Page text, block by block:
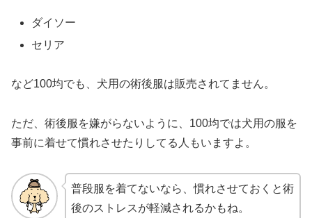
ダイソー
セリア
など100均でも、犬用の術後服は販売されてません。
ただ、術後服を嫌がらないように、100均では犬用の服を
事前に着せて慣れさせたりしてる人もいますよ。
普段服を着てないなら、慣れさせておくと術
後のストレスが軽減されるかもね。